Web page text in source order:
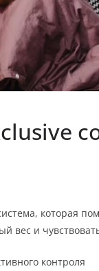
которая
вес и
контроля